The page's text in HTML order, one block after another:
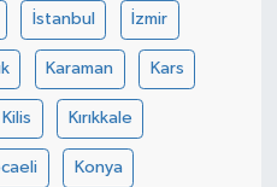
İstanbul İzmir
Karaman Kars
Kilis Kırıkkale
Konya